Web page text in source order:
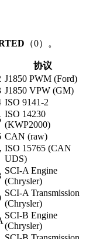
（0）。
协议
J1850 PWM (Ford)
J1850 VPW (GM)
ISO 9141-2
ISO 14230
(KWP2000)
CAN (raw)
ISO 15765 (CAN
UDS)
SCI-A Engine
(Chrysler)
SCI-A Transmission
(Chrysler)
SCI-B Engine
(Chrysler)